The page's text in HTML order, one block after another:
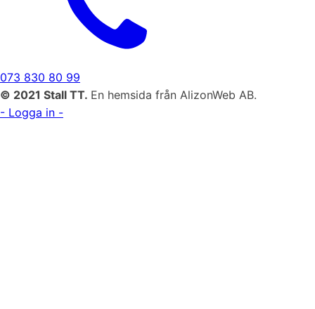
073 830 80 99
© 2021 Stall TT. En hemsida från AlizonWeb AB.
- Logga in -